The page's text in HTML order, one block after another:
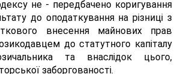
не - передбачено коригування
до оподаткування на різниці з
внесення майнових прав
до статутного капіталу
та внаслідок цього,
заборгованості.